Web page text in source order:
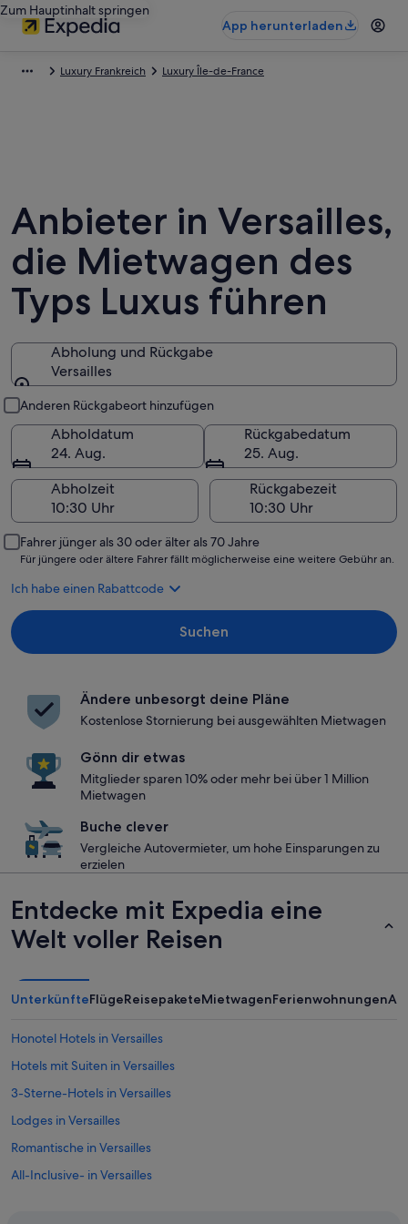
Zum Hauptinhalt springen
App herunterladen
Luxury Frankreich Luxury Île-de-France
Anbieter in Versailles,
die Mietwagen des
Typs Luxus führen
Abholung und Rückgabe
Versailles
Anderen Rückgabeort hinzufügen
Abholdatum
24. Aug.
Rückgabedatum
25. Aug.
Abholzeit
Rückgabezeit
Fahrer jünger als 30 oder älter als 70 Jahre
Für jüngere oder ältere Fahrer fällt möglicherweise eine weitere Gebühr an.
Ich habe einen Rabattcode
Suchen
Ändere unbesorgt deine Pläne
Kostenlose Stornierung bei ausgewählten Mietwagen
Gönn dir etwas
Mitglieder sparen 10% oder mehr bei über 1 Million
Mietwagen
Buche clever
Vergleiche Autovermieter, um hohe Einsparungen zu
erzielen
Entdecke mit Expedia eine
Welt voller Reisen
UnterkünfteFlügeReisepaketeMietwagenFerienwohnungen
Honotel Hotels in Versailles
Hotels mit Suiten in Versailles
3-Sterne-Hotels in Versailles
Lodges in Versailles
Romantische in Versailles
All-Inclusive- in Versailles